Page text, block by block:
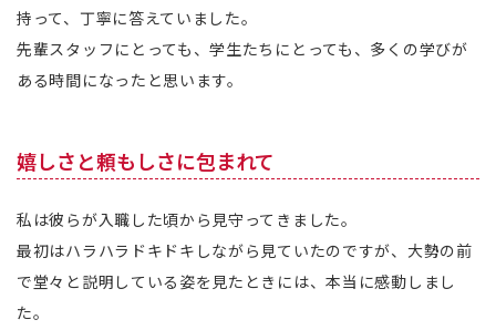
持って、丁寧に答えていました。
先輩スタッフにとっても、学生たちにとっても、多くの学びが
ある時間になったと思います。
嬉しさと頼もしさに包まれて
私は彼らが入職した頃から見守ってきました。
最初はハラハラドキドキしながら見ていたのですが、大勢の前
で堂々と説明している姿を見たときには、本当に感動しまし
た。